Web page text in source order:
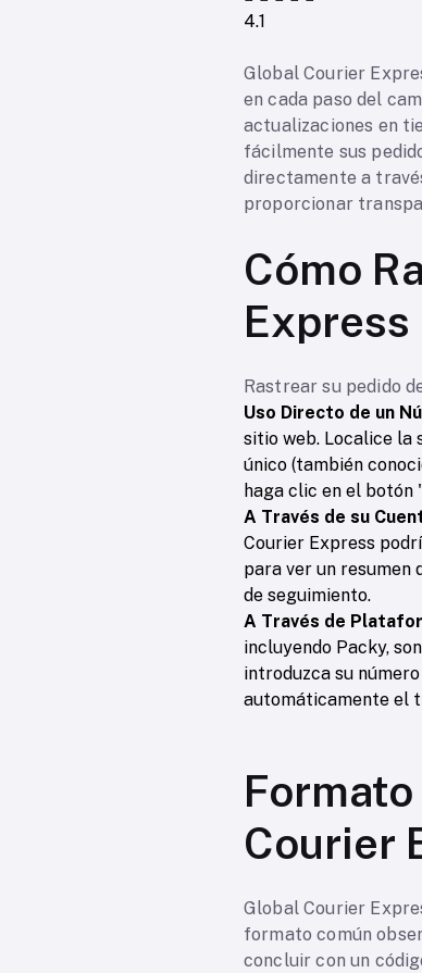
4.1
Global Courier
en cada paso del
actualizaciones en
fácilmente sus
directamente a
proporcionar
Cómo
Express
Rastrear su pedido
Uso Directo de un
sitio web. Localice la
único (también
haga clic en el botón
A Través de su
Courier Express
para ver un resumen
de seguimiento.
A Través de
incluyendo Packy,
introduzca su
automáticamente el
Courier
Global Courier
formato común
concluir con un